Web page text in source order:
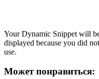
Your Dynamic Snippet will
displayed because you did
use.
Может понравиться: